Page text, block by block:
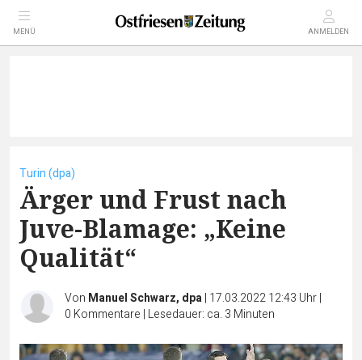
MENÜ ANMELDEN
Turin (dpa)
Ärger und Frust nach
Juve-Blamage: „Keine
Qualität“
Von Manuel Schwarz, dpa| 17.03.2022 12:43 Uhr|
0 Kommentare | Lesedauer: ca. 3 Minuten